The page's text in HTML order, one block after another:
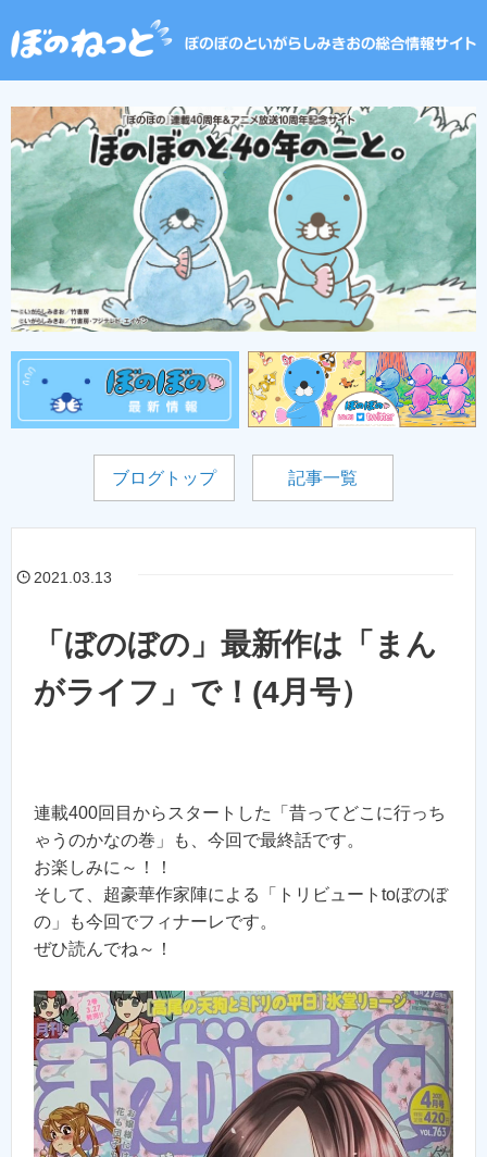
ブログトップ 記事一覧
2021.03.13
「ぼのぼの」最新作は「まん
がライフ」で！(4月号）
連載400回目からスタートした「昔ってどこに行っち
ゃうのかなの巻」も、今回で最終話です。
お楽しみに～！！
そして、超豪華作家陣による「トリビュートtoぼのぼ
の」も今回でフィナーレです。
ぜひ読んでね～！